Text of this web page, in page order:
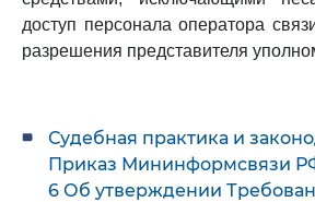
доступ персонала оператора
разрешения представителя
Судебная практика и
Приказ Мининформсвязи РФ
6 Об утверждении